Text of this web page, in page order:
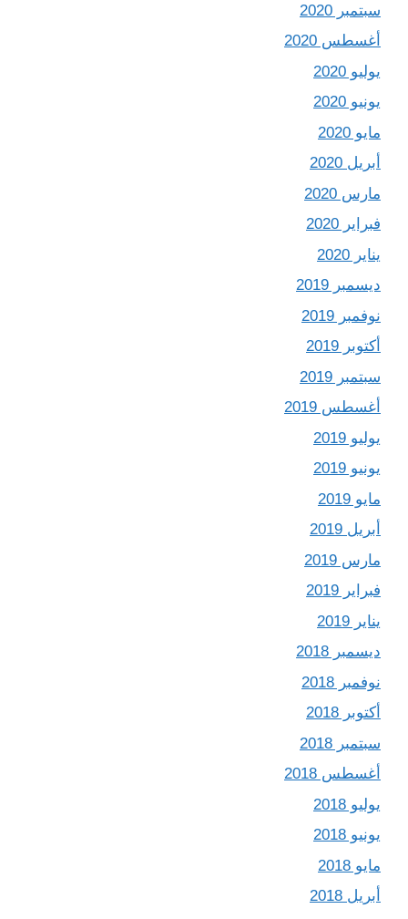
سبتمبر 2020
أغسطس 2020
يوليو 2020
يونيو 2020
مايو 2020
أبريل 2020
مارس 2020
فبراير 2020
يناير 2020
ديسمبر 2019
نوفمبر 2019
أكتوبر 2019
سبتمبر 2019
أغسطس 2019
يوليو 2019
يونيو 2019
مايو 2019
أبريل 2019
مارس 2019
فبراير 2019
يناير 2019
ديسمبر 2018
نوفمبر 2018
أكتوبر 2018
سبتمبر 2018
أغسطس 2018
يوليو 2018
يونيو 2018
مايو 2018
أبريل 2018